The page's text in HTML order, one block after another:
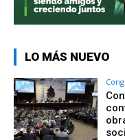
LO MÁS NUEVO